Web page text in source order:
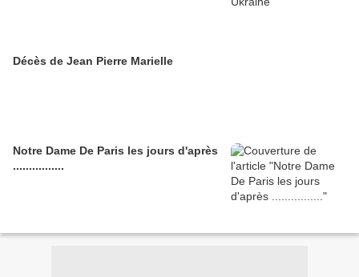
Décès de Jean Pierre Marielle
Notre Dame De Paris les jours d'après
................